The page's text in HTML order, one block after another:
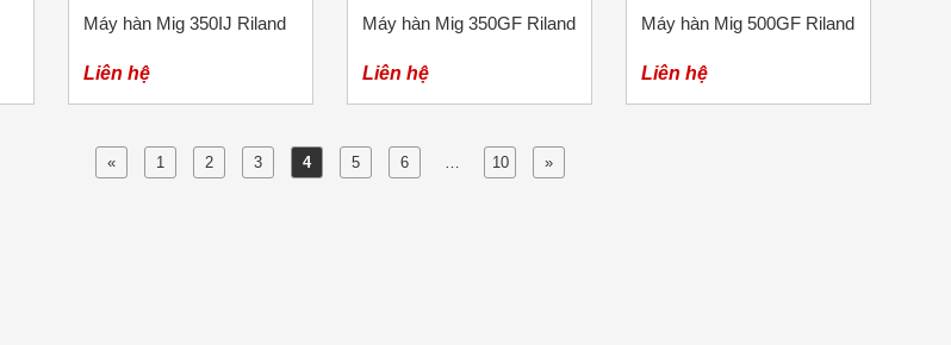
Máy hàn Mig 350IJ Riland
Liên hệ
Máy hàn Mig 350GF Riland
Liên hệ
Máy hàn Mig 500GF Riland
Liên hệ
« 1 2 3 4 5 6 10 »